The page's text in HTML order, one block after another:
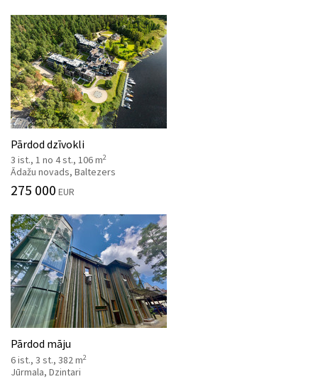
Pārdod dzīvokli
3 ist., 1 no 4 st., 106 m2
Ādažu novads, Baltezers
275 000 EUR
Pārdod māju
6 ist., 3 st., 382 m2
Jūrmala, Dzintari